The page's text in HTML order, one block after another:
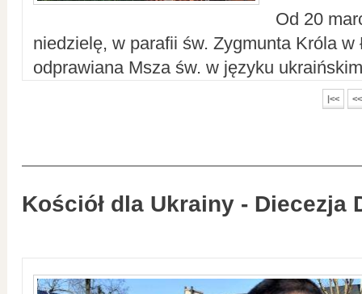
Od 20
niedzielę, w parafii św. Zygmunta Króla w
odprawiana Msza św. w języku
|<< <<
Kościół dla Ukrainy - Diecezja